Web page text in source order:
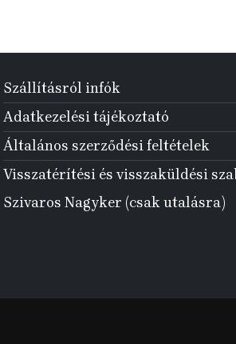
Szállításról infók
Adatkezelési tájékoztató
Általános szerződési feltételek
Visszatérítési és visszaküldési
Szivaros Nagyker (csak utalásra)